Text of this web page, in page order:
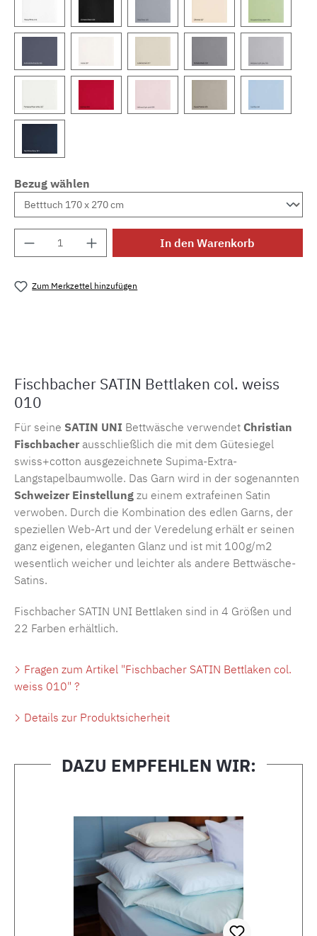
Bezug wählen
Produkt Anzahl: Gib den gewünschten
In den Warenkorb
Zum Merkzettel hinzufügen
Fischbacher SATIN Bettlaken col. weiss
010
Für seine SATIN UNI Bettwäsche verwendet Christian
Fischbacher ausschließlich die mit dem Gütesiegel
swiss+cotton ausgezeichnete Supima-Extra-
Langstapelbaumwolle. Das Garn wird in der sogenannten
Schweizer Einstellung zu einem extrafeinen Satin
verwoben. Durch die Kombination des edlen Garns, der
speziellen Web-Art und der Veredelung erhält er seinen
ganz eigenen, eleganten Glanz und ist mit 100g/m2
wesentlich weicher und leichter als andere Bettwäsche-
Satins.
Fischbacher SATIN UNI Bettlaken sind in 4 Größen und
22 Farben erhältlich.
Fragen zum Artikel "Fischbacher SATIN Bettlaken col.
weiss 010" ?
Details zur Produktsicherheit
DAZU EMPFEHLEN WIR: